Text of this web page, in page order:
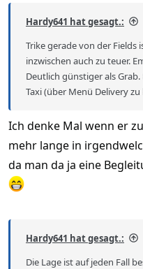
Hardy641 hat gesagt.:
Trike gerade von der Fields
inzwischen auch zu teuer.
Deutlich günstiger als
Taxi (über Menü Delivery
Ich denke Mal wenn er
mehr lange in
da man da ja eine
Hardy641 hat gesagt.:
Die Lage ist auf jeden Fall